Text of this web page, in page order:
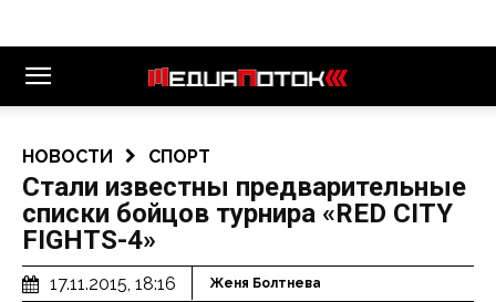
НОВОСТИ СПОРТ
Стали известны предварительные
списки бойцов турнира «RED CITY
FIGHTS-4»
17.11.2015, 18:16 Женя Болтнева